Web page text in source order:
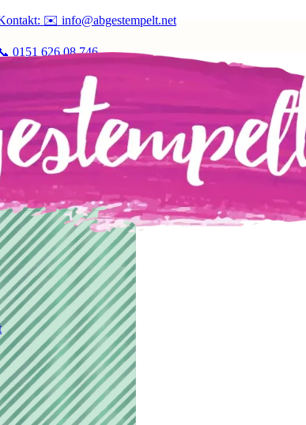
✉️ info@abgestempelt.net
0151 626 08 746